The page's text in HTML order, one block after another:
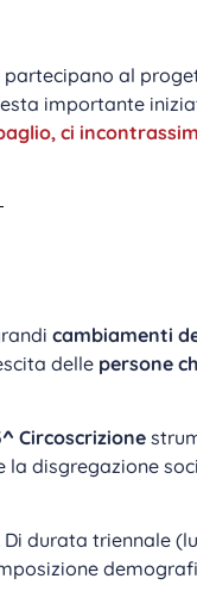
al
importante
ci
cambiamenti
delle persone
Circoscrizione
disgregazione
Di durata triennale